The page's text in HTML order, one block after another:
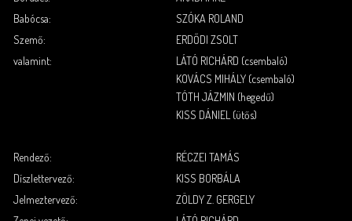
Babócsa:
SZÓKA ROLAND
Szemő:
ERDŐDI ZSOLT
valamint:
LÁTÓ RICHÁRD (csembaló)
KOVÁCS MIHÁLY (csembaló)
TÓTH JÁZMIN (hegedű)
KISS DÁNIEL (ütős)
Rendező:
RÉCZEI TAMÁS
Díszlettervező:
KISS BORBÁLA
Jelmeztervező:
ZÖLDY Z. GERGELY